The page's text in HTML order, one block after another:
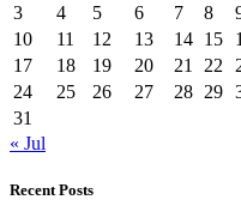
3
4 5 6 7 8
10
11 12 13 14 15
17
18 19 20 21 22
24
25 26 27 28 29
31
« Jul
Recent Posts